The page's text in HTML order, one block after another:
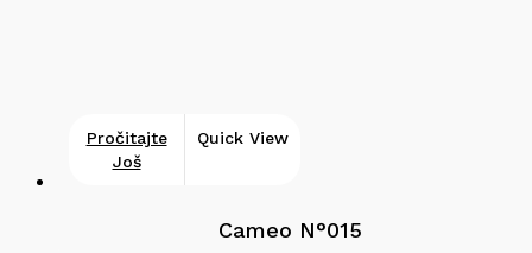
Pročitajte
Još
Quick View
Cameo N°015